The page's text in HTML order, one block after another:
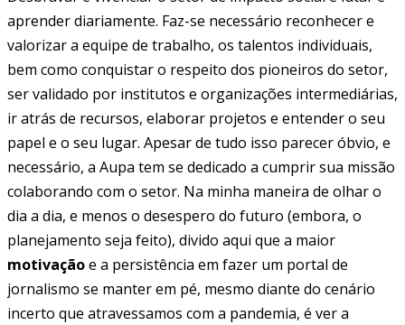
aprender diariamente. Faz-se necessário reconhecer e
valorizar a equipe de trabalho, os talentos individuais,
bem como conquistar o respeito dos pioneiros do setor,
ser validado por institutos e organizações intermediárias,
ir atrás de recursos, elaborar projetos e entender o seu
papel e o seu lugar. Apesar de tudo isso parecer óbvio, e
necessário, a Aupa tem se dedicado a cumprir sua missão
colaborando com o setor. Na minha maneira de olhar o
dia a dia, e menos o desespero do futuro (embora, o
planejamento seja feito), divido aqui que a maior
motivaçãoe a persistência em fazer um portal de
jornalismo se manter em pé, mesmo diante do cenário
incerto que atravessamos com a pandemia, é ver a